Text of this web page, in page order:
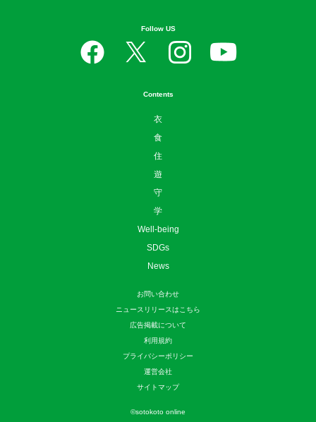
Follow US
Contents
衣
食
住
遊
守
学
Well-being
SDGs
News
お問い合わせ
ニュースリリースはこちら
広告掲載について
利用規約
プライバシーポリシー
運営会社
サイトマップ
©sotokoto online